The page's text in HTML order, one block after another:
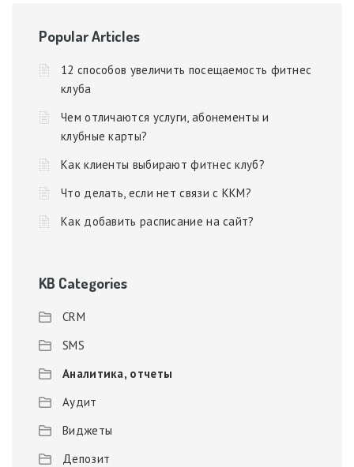
Popular Articles
12 способов увеличить посещаемость фитнес
клуба
Чем отличаются услуги, абонементы и
клубные карты?
Как клиенты выбирают фитнес клуб?
Что делать, если нет связи с ККМ?
Как добавить расписание на сайт?
KB Categories
CRM
SMS
Аналитика, отчеты
Аудит
Виджеты
Депозит